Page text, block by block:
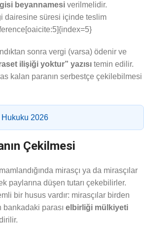
beyannamesi verilmelidir.
dairesine süresi içinde teslim
sonra vergi (varsa) ödenir ve
ilişiği yoktur” yazısı temin edilir.
kalan paranın serbestçe çekilebilmesi
Hukuku 2026
Çekilmesi
mirasçı ya da mirasçılar
paylarına düşen tutarı çekebilirler.
bir husus vardır: mirasçılar birden
bankadaki parası elbirliği mülkiyeti